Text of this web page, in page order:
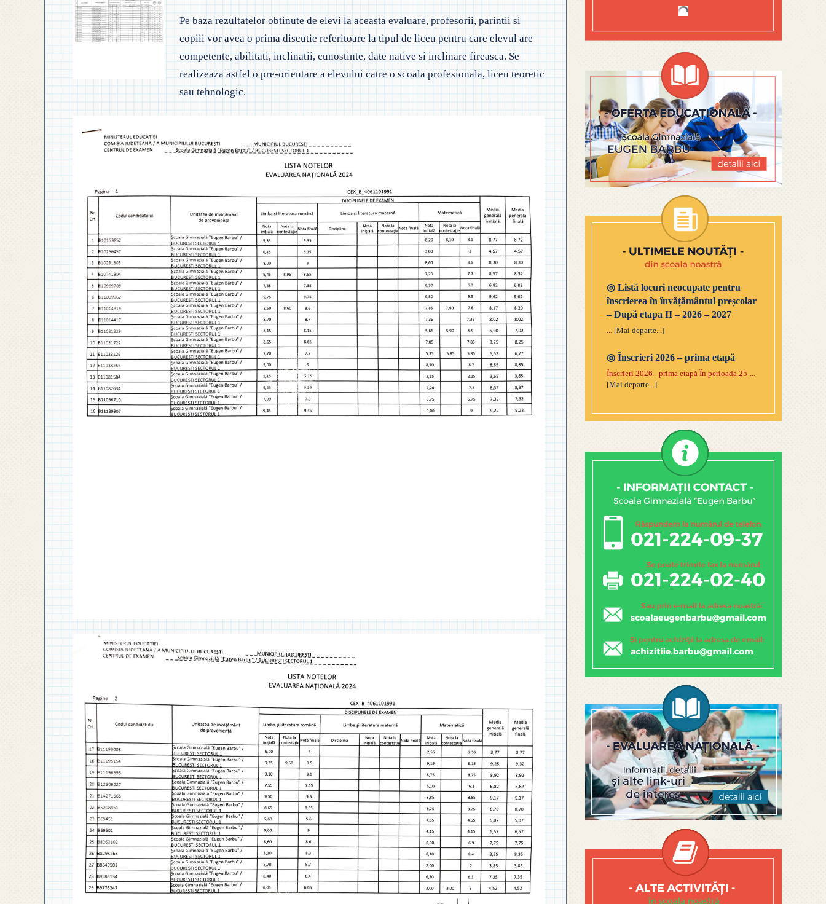
◎ ACHIZIȚII
◎ DOCUMENTE UTILE
◎ REGULAMENT INTERN
◎ REGULAMENT ORGANIZARE
◎ FIȘĂ EVALUARE PERSONAL
◎ PROFESORI LA CLASE
◎ TRANSPARENTA VENITURI ◎ 2025
◎ 2024
◎ 2020
◎ PLAN DE DEZVOLTARE
INSTITUȚIONALĂ
◎ GHID ÎNVĂȚĂMÂNT PREȘCOLAR
◎ CRITERII DE DEPARTAJARE
◎ ORDIN PRIVIND ÎNSCRIEREA ÎN
PREȘCOLAR 2025-2026
◎ EVALUAREA NAȚIONALĂ
◎ ORDIN PRIVIND EVALUAREA
NAȚIONALĂ
◎ ADMITERE LICEU
◎ ADMITERE ÎNVĂŢĂMÂNT
◎ PROCEDURĂ EGALIZARE ȘANSE
– EXAMENE NAȚIONALE 2021
◎ SĂPTĂMÂNA VERDE –
ÎNVĂȚĂMÂNT PRIMAR
◎ SĂPTĂMÂNA VERDE –
ÎNVĂȚĂMÂNT GIMNAZIAL
Pe baza rezultatelor obtinute de elevi la aceasta evaluare, profesorii, parintii si
copiii vor avea o prima discutie referitoare la tipul de liceu pentru care elevul are
competente, abilitati, inclinatii, cunostinte, date native si inclinare fireasca. Se
realizeaza astfel o pre-orientare a elevului catre o scoala profesionala, liceu teoretic
sau tehnologic.
◎ Listă locuri neocupate pentru
înscrierea în învățământul preșcolar
– După etapa II – 2026 – 2027
... [Mai departe...]
◎ Înscrieri 2026 – prima etapă
Înscrieri 2026 - prima etapă În perioada 25-...
[Mai departe...]